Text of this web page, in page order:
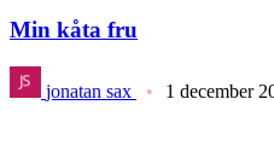
Min kåta fru
jonatan sax 1 december